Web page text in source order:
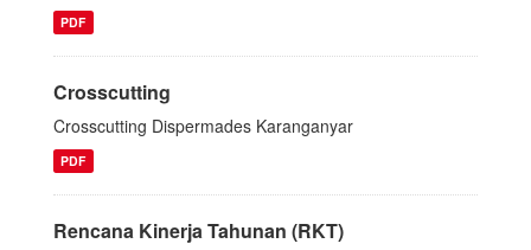
PDF
Crosscutting
Crosscutting Dispermades Karanganyar
PDF
Rencana Kinerja Tahunan (RKT)